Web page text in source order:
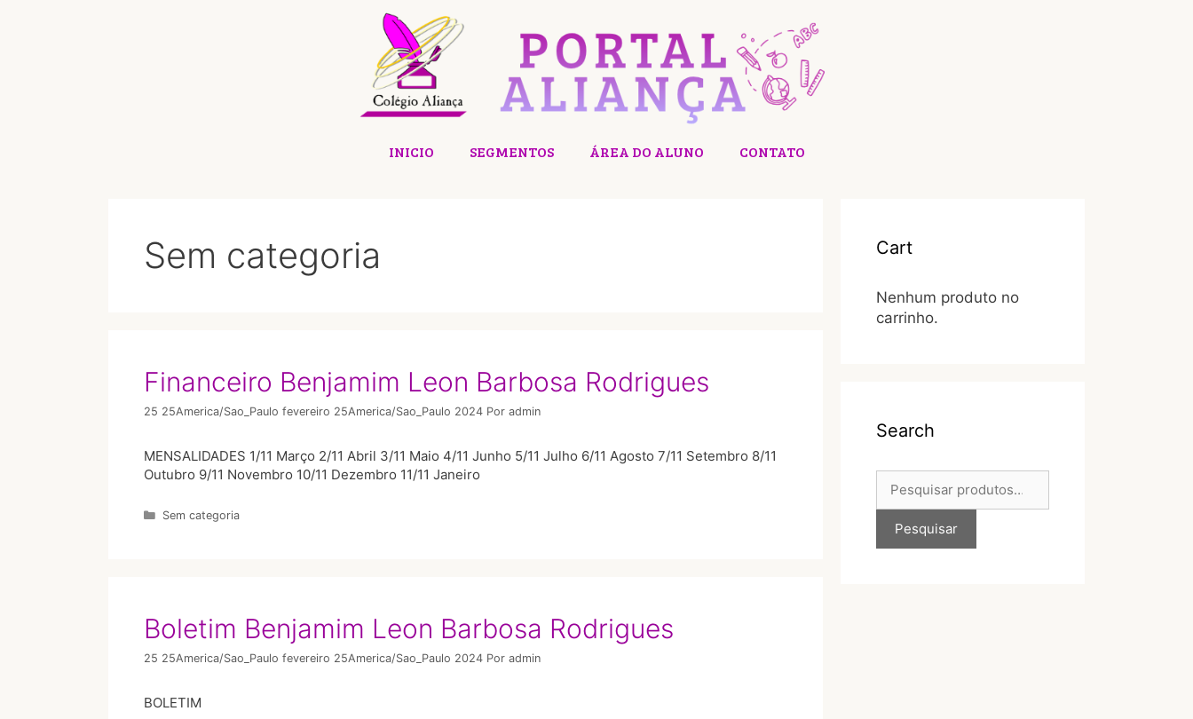
INICIO SEGMENTOS ÁREA DO ALUNO CONTATO
Sem categoria
Financeiro Benjamim Leon Barbosa Rodrigues
25 25America/Sao_Paulo fevereiro 25America/Sao_Paulo 2024 Por admin
MENSALIDADES 1/11 Março 2/11 Abril 3/11 Maio 4/11 Junho 5/11 Julho 6/11 Agosto 7/11 Setembro 8/11
Outubro 9/11 Novembro 10/11 Dezembro 11/11 Janeiro
Sem categoria
Boletim Benjamim Leon Barbosa Rodrigues
25 25America/Sao_Paulo fevereiro 25America/Sao_Paulo 2024 Por admin
BOLETIM
Cart
Nenhum produto no
carrinho.
Search
Pesquisar